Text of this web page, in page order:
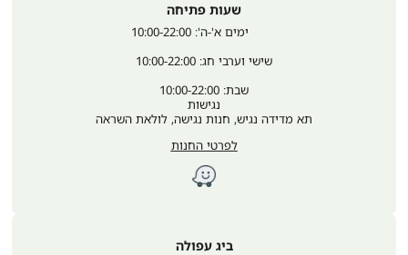
שעות פתיחה
שישי וערבי חג: 10:00-22:00
שבת: 10:00-22:00
נגישות
תא מדידה נגיש, חנות נגישה, לולאת השראה
לפרטי החנות
ביג עפולה